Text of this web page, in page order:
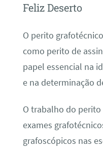
Feliz Deserto
O perito
como perito de
papel essencial na
e na determinação
O trabalho do
exames
grafoscópicos nas